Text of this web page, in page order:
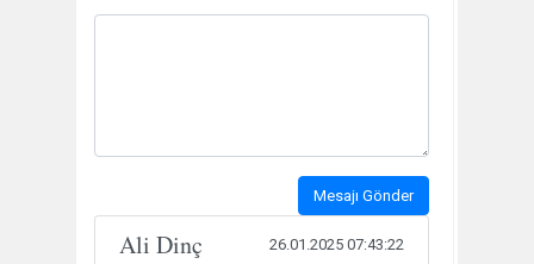
Mesajı Gönder
Ali Dinç 26.01.2025 07:43:22